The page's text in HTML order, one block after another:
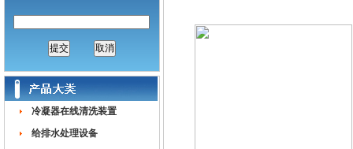
冷凝器在线清洗装置
给排水处理设备